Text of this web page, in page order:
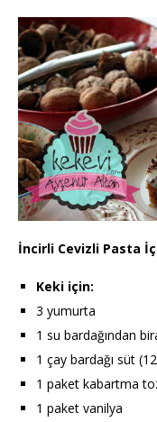
İncirli Cevizli Pasta
Keki için:
3 yumurta
1 su bardağından
1 çay bardağı süt
1 paket kabartma
1 paket vanilya